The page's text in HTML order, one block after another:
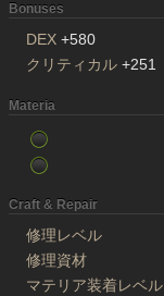
Bonuses
DEX +580
クリティカル +251
Materia
Craft & Repair
修理レベル
修理資材
マテリア装着レベル